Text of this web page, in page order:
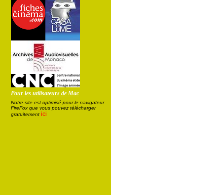
Pour les utilisateurs de Mac
Notre site est optimisé pour le navigateur
FireFox que vous pouvez télécharger
gratuitement ici